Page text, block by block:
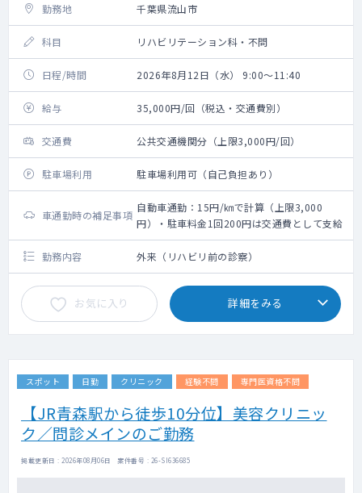
勤務地 千葉県流山市
科目 リハビリテーション科・不問
日程/時間 2026年8月12日（水） 9:00～11:40
給与 35,000円/回（税込・交通費別）
交通費 公共交通機関分（上限3,000円/回）
駐車場利用 駐車場利用可（自己負担あり）
車通勤時の補足事項
自動車通勤：15円/㎞で計算（上限3,000
円）・駐車料金1回200円は交通費として支給
勤務内容 外来（リハビリ前の診察）
お気に入り 詳細をみる
スポット 日勤 クリニック 経験不問 専門医資格不問
【JR青森駅から徒歩10分位】美容クリニッ
ク／問診メインのご勤務
掲載更新日 : 2026年08月06日 案件番号 : 26-SI636685